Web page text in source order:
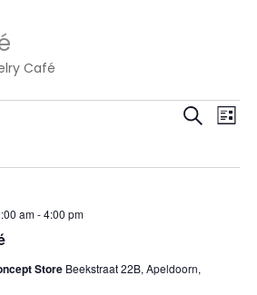
Café
Zoeken
Lijst
am-4:00 pm
Store Beekstraat 22B, Apeldoorn,